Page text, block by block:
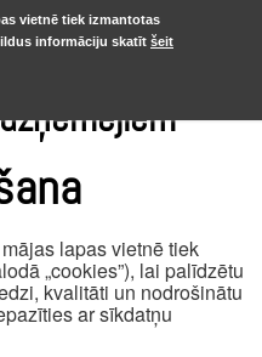
lapas vietnē tiek
„cookies”), lai palīdzētu
kvalitāti un nodrošinātu
ar sīkdatņu
vietnē tiek izmantotas
informāciju skatīt šeit